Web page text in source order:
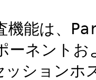
機能は
ーネント
ッションホ